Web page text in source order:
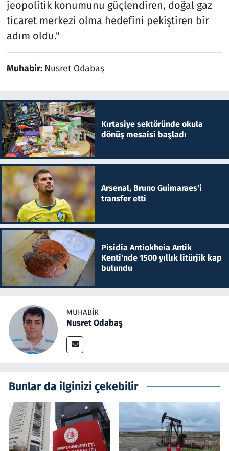
jeopolitik konumunu güçlendiren, doğal gaz
ticaret merkezi olma hedefini pekiştiren bir
adım oldu."
Muhabir: Nusret Odabaş
Kırtasiye sektöründe okula
dönüş mesaisi başladı
Arsenal, Bruno Guimaraes'i
transfer etti
Pisidia Antiokheia Antik
Kenti'nde 1500 yıllık litürjik kap
bulundu
MUHABIR
Nusret Odabaş
Bunlar da ilginizi çekebilir